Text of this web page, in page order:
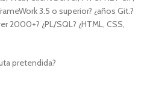
3.5 o superior? ¿años Git.?
2000+? ¿PL/SQL? ¿HTML, CSS,
pretendida?